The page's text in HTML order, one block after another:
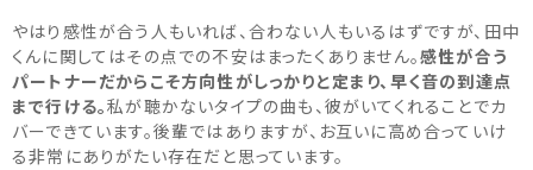
やはり感性が合う人もいれば、合わない人もいるはずですが、田中
くんに関してはその点での不安はまったくありません。感性が合う
パートナーだからこそ方向性がしっかりと定まり、早く音の到達点
まで行ける。私が聴かないタイプの曲も、彼がいてくれることでカ
バーできています。後輩ではありますが、お互いに高め合っていけ
る非常にありがたい存在だと思っています。